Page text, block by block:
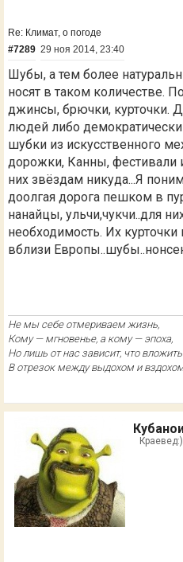
Re: Климат, о погоде
#7289 29 ноя 2014, 23:40
Шубы, а тем более
носят в таком количестве.
джинсы, брючки, курточки.
людей либо
шубки из искусственного
дорожки, Канны, фестивали
них звёздам никуда...Я
доолгая дорога пешком в
нанайцы, ульчи,чукчи..для
необходимость. Их
вблизи
Не мы себе отмериваем жизнь,
Кому — мгновенье, а кому — эпоха,
Но лишь от нас зависит, что вложить
В отрезок между выдохом и
Краевед:)